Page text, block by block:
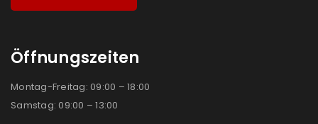
Öffnungszeiten
Montag-Freitag: 09:00 – 18:00
Samstag: 09:00 – 13:00